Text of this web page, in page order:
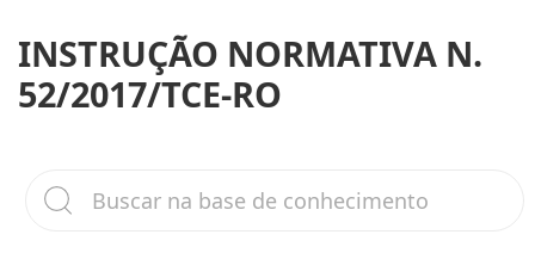
INSTRUÇÃO NORMATIVA N.
52/2017/TCE-RO